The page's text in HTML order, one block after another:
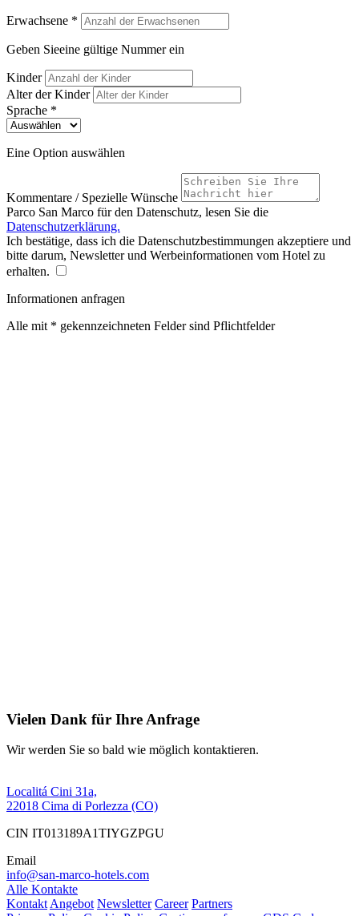
Erwachsene *
Geben Sieeine gültige Nummer ein
Kinder
Alter der Kinder
Sprache *
Eine Option auswählen
Kommentare / Spezielle Wünsche
Parco San Marco für den Datenschutz, lesen Sie die
Datenschutzerklärung.
Ich bestätige, dass ich die Datenschutzbestimmungen akzeptiere und
bitte darum, Newsletter und Werbeinformationen vom Hotel zu
erhalten.
Informationen anfragen
Alle mit * gekennzeichneten Felder sind Pflichtfelder
Vielen Dank für Ihre Anfrage
Wir werden Sie so bald wie möglich kontaktieren.
Localitá Cini 31a,
22018 Cima di Porlezza (CO)
CIN IT013189A1TIYGZPGU
Email
info@san-marco-hotels.com
Alle Kontakte
Kontakt Angebot Newsletter Career Partners